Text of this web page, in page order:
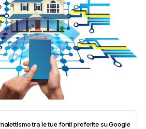
tra le tue fonti preferite su Google